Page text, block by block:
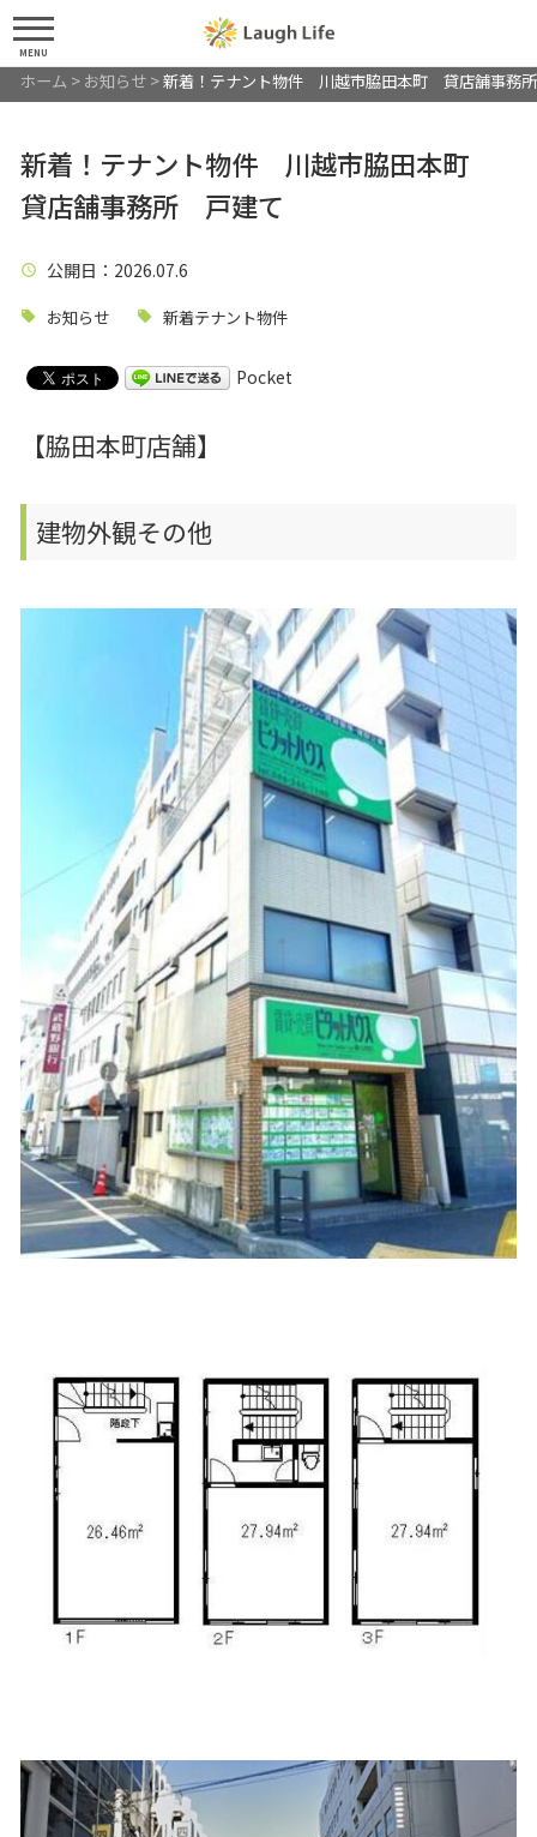
MENU
ホーム > お知らせ>新着！テナント物件 川越市脇田本町 貸店舗事務
新着！テナント物件 川越市脇田本町
貸店舗事務所 戸建て
公開日 ：2026.07.6
お知らせ 新着テナント物件
Pocket
【脇田本町店舗】
建物外観その他